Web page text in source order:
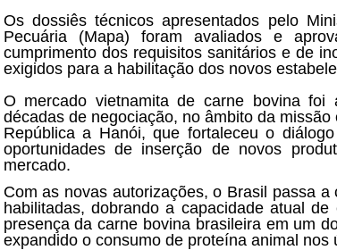
Os dossiês técnicos apresentados pelo
Pecuária (Mapa) foram avaliados e
cumprimento dos requisitos sanitários e de
exigidos para a habilitação dos novos
O mercado vietnamita de carne bovina foi
décadas de negociação, no âmbito da
República a Hanói, que fortaleceu o
oportunidades de inserção de novos
mercado.
Com as novas autorizações, o Brasil passa
habilitadas, dobrando a capacidade atual
presença da carne bovina brasileira em um
expandido o consumo de proteína animal nos